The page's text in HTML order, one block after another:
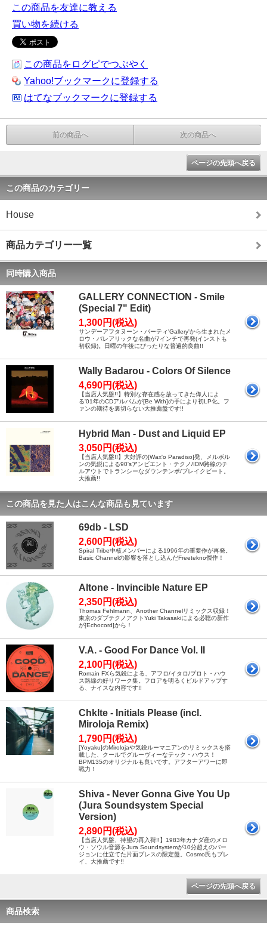
この商品を友達に教える
買い物を続ける
この商品をログピでつぶやく
Yahoo!ブックマークに登録する
はてなブックマークに登録する
前の商品へ 次の商品へ
ページの先頭へ戻る
この商品のカテゴリー
House
商品カテゴリー一覧
同時購入商品
GALLERY CONNECTION - Smile
(Special 7" Edit)
1,300円(税込)
サンデーアフタヌーン・パーティ'Gallery'から生まれたメ
ロウ・バレアリックな名曲が7インチで再発(インストも
初収録)。日曜の午後にぴったりな普遍的良曲!!
Wally Badarou - Colors Of Silence
4,690円(税込)
【当店人気盤!!】特別な存在感を放ってきた偉人によ
る'01年のCDアルバムが[Be With]の手により初LP化。フ
ァンの期待を裏切らない大推薦盤です!!
Hybrid Man - Dust and Liquid EP
3,050円(税込)
【当店人気盤!!】大好評の[Wax'o Paradiso]発、メルボル
ンの気鋭による90'sアンビエント・テクノ/IDM路線のチ
ルアウトでトランシーなダウンテンポ/ブレイクビート。
大推薦!!
この商品を見た人はこんな商品も見ています
69db - LSD
2,600円(税込)
Spiral Tribe中核メンバーによる1996年の重要作が再発。
Basic Channelの影響を落とし込んだFreetekno傑作！
Altone - Invincible Nature EP
2,350円(税込)
Thomas Fehlmann、Another Channelリミックス収録！
東京のダブテクノアクトYuki Takasakiによる必聴の新作
が[Echocord]から！
V.A. - Good For Dance Vol. II
2,100円(税込)
Romain FXら気鋭による、アフロ/イタロ/プロト・ハウ
ス路線の好リワーク集。フロアを明るくビルドアップす
る、ナイスな内容です!!
Chklte - Initials Please (incl.
Miroloja Remix)
1,790円(税込)
[Yoyaku]のMirolojaや気鋭ルーマニアンのリミックスを搭
載した、クールでグルーヴィーなテック・ハウス！
BPM135のオリジナルも良いです。アフターアワーに即
戦力！
Shiva - Never Gonna Give You Up
(Jura Soundsystem Special
Version)
2,890円(税込)
【当店人気盤、待望の再入荷!!】1983年カナダ産のメロ
ウ・ソウル音源をJura Soundsystemが10分超えのバー
ジョンに仕立てた片面プレスの限定盤。Cosmo氏もプレ
イ、大推薦です!!
ページの先頭へ戻る
商品検索